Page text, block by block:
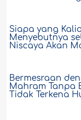
Siapa yang
Menyebutnya
Niscaya Akan
Bermesraan
Mahram Tanpa
Tidak Terkena